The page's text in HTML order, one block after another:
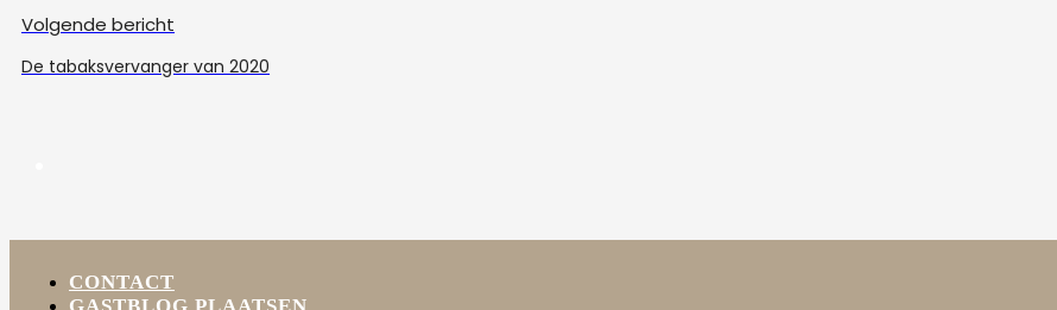
Volgende bericht
De tabaksvervanger van 2020
CONTACT